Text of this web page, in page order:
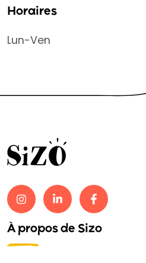
Horaires
Lun-Ven
À propos de Sizo